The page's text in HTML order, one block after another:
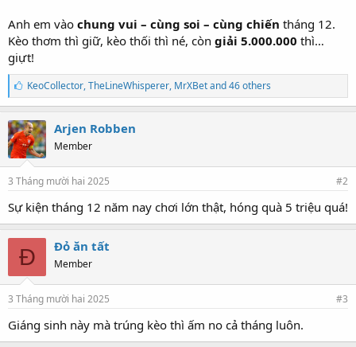
Anh em vào chung vui – cùng soi – cùng chiến tháng 12.
Kèo thơm thì giữ, kèo thối thì né, còn giải 5.000.000 thì…
giựt!
T
h
í
c
h
:
KeoCollector,TheLineWhisperer, MrXBet and 46 others
Arjen Robben
Member
3 Tháng mười hai 2025 #2
Sự kiện tháng 12 năm nay chơi lớn thật, hóng quà 5 triệu quá!
Đ Đỏ ăn tất
Member
3 Tháng mười hai 2025 #3
Giáng sinh này mà trúng kèo thì ấm no cả tháng luôn.